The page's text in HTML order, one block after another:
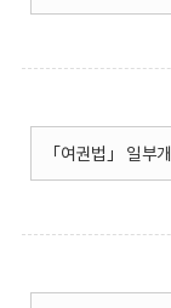
「여권법」 일부